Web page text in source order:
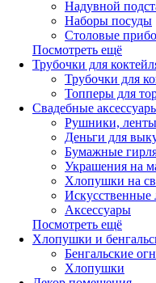
Надувной
Наборы посуды
Столовые
Посмотреть ещё
Трубочки для
Трубочки для
Топперы для
Свадебные
Рушники, ленты
Деньги для
Бумажные
Украшения на
Хлопушки на
Искусственные
Аксессуары
Посмотреть ещё
Хлопушки и
Бенгальские
Хлопушки